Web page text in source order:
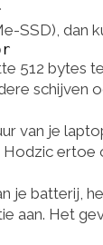
SSD), dan
512 bytes
schijven
van je
je batterij,
aan. Het